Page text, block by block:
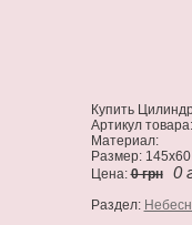
Купить
Артикул
Материал:
Размер:
Цена:0 грн 0
Раздел: